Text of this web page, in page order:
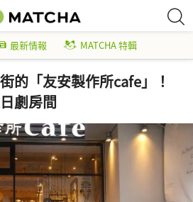
最新情報 MATCHA 特輯
的「友安製作所cafe」！
劇房間